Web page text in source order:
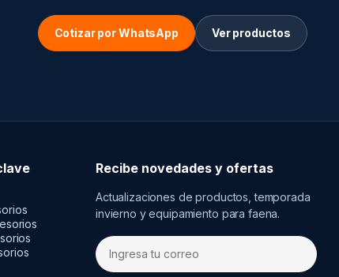
Cotizar por WhatsApp Ver productos
Recibe novedades y ofertas
Actualizaciones de productos, temporada
invierno y equipamiento para faena.